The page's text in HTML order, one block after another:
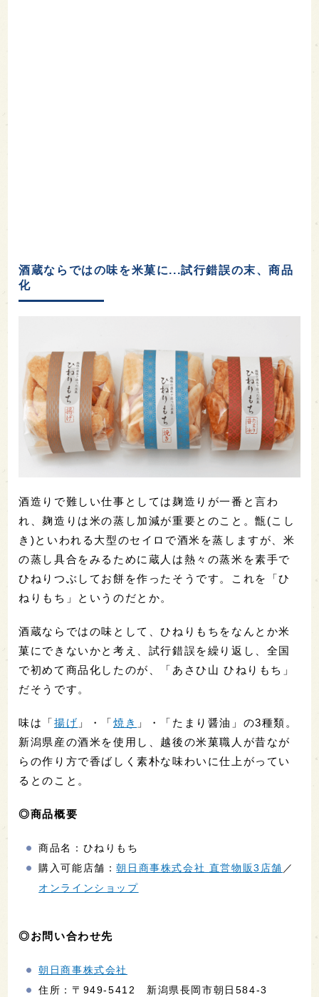
酒蔵ならではの味を米菓に...試行錯誤の末、商品
化
酒造りで難しい仕事としては麹造りが一番と言わ
れ、麹造りは米の蒸し加減が重要とのこと。甑(こし
き)といわれる大型のセイロで酒米を蒸しますが、米
の蒸し具合をみるために蔵人は熱々の蒸米を素手で
ひねりつぶしてお餅を作ったそうです。これを「ひ
ねりもち」というのだとか。
酒蔵ならではの味として、ひねりもちをなんとか米
菓にできないかと考え、試行錯誤を繰り返し、全国
で初めて商品化したのが、「あさひ山 ひねりもち」
だそうです。
味は「揚げ 」・「焼き 」・「たまり醤油」の3種類。
新潟県産の酒米を使用し、越後の米菓職人が昔なが
らの作り方で香ばしく素朴な味わいに仕上がってい
るとのこと。
◎商品概要
商品名：ひねりもち
購入可能店舗：朝日商事株式会社 直営物販3店舗 ／
オンラインショップ
◎お問い合わせ先
朝日商事株式会社
住所：〒949-5412 新潟県長岡市朝日584-3